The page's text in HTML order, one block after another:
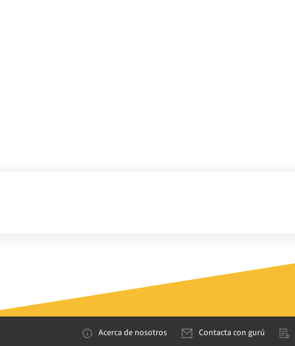
Acerca de nosotros Contacta con gurú